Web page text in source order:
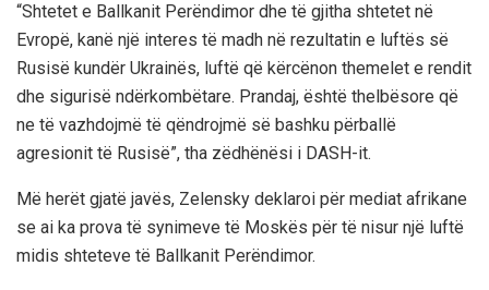
“Shtetet e Ballkanit Perëndimor dhe të gjitha shtetet në
Evropë, kanë një interes të madh në rezultatin e luftës së
Rusisë kundër Ukrainës, luftë që kërcënon themelet e rendit
dhe sigurisë ndërkombëtare. Prandaj, është thelbësore që
ne të vazhdojmë të qëndrojmë së bashku përballë
agresionit të Rusisë”, tha zëdhënësi i DASH-it.
Më herët gjatë javës, Zelensky deklaroi për mediat afrikane
se ai ka prova të synimeve të Moskës për të nisur një luftë
midis shteteve të Ballkanit Perëndimor.